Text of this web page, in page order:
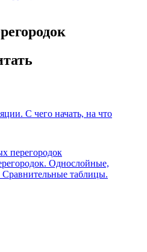
С чего начать, на что
перегородок
Однослойные,
таблицы.